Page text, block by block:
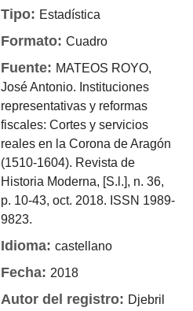
Tipo: Estadística
Formato:Cuadro
Fuente: MATEOS ROYO,
José Antonio. Instituciones
representativas y reformas
fiscales: Cortes y servicios
reales en la Corona de Aragón
(1510-1604). Revista de
Historia Moderna, [S.l.], n. 36,
p. 10-43, oct. 2018. ISSN 1989-
9823.
Idioma:castellano
Fecha:2018
Autor del registro: Djebril